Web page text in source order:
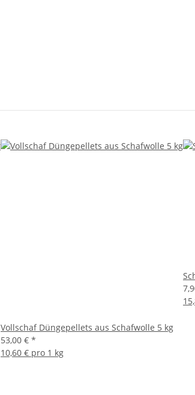
Vollschaf Düngepellets aus Schafwolle 5 kg
53,00 € *
10,60 € pro 1 kg